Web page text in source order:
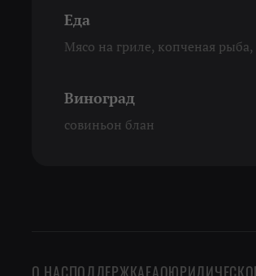
Еда
Мясо на гриле, копченая
Виноград
совиньон блан